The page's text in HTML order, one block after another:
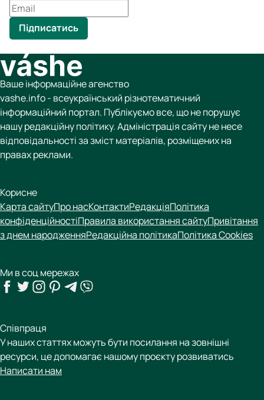
Підписатись
Ваше інформаційне агенство
vashe.info - всеукраїнський різнотематичний
інформаційний портал. Публікуємо все, що не порушує
нашу редакційну політику. Адміністрація сайту не несе
відповідальності за зміст матеріалів, розміщених на
правах реклами.
Корисне
Карта сайтуПро насКонтактиРедакціяПолітика
конфіденційностіПравила використання сайтуПривітання
з днем народженняРедакційна політикаПолітика Cookies
Ми в соц мережах
Співпраця
У наших статтях можуть бути посилання на зовнішні
ресурси, це допомагає нашому проєкту розвиватись
Написати нам